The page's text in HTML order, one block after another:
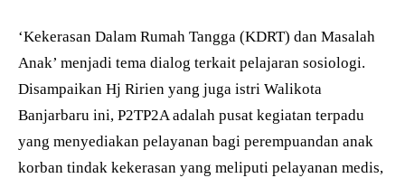
‘Kekerasan Dalam Rumah Tangga (KDRT) dan Masalah
Anak’ menjadi tema dialog terkait pelajaran sosiologi.
Disampaikan Hj Ririen yang juga istri Walikota
Banjarbaru ini, P2TP2A adalah pusat kegiatan terpadu
yang menyediakan pelayanan bagi perempuandan anak
korban tindak kekerasan yang meliputi pelayanan medis,